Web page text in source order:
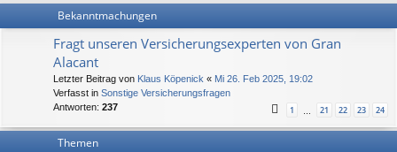
Bekanntmachungen
Fragt unseren Versicherungsexperten von Gran
Alacant
Letzter Beitrag von Klaus Köpenick « Mi 26. Feb 2025, 19:02
Verfasst in Sonstige Versicherungsfragen
Antworten: 237 1 … 21 22 23 24
Themen